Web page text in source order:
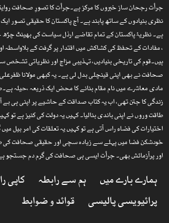
جرأت رجحان ساز خبروں کا مرکز ہے۔جرأت کا تصورِ صحافت
نظری بنیادوں کے ساتھ پابند ہے۔ آج پاکستان کا حقیقی تصور
ہے۔ نظریۂ پاکستان کے تمام تقاضے ارذل سیاست کی بھینٹ
، مفادات کے تحفظ کی کشاکش میں اقتدار پر گرفت کے بلاواسطہ
ہیں۔قوم کی تاریخی بنیادیں، تہذیبی مزاج اور نظریاتی
صحافت نے بھی اپنی قینچلی بدل لی ہے۔ یہ کبھی مولانا
مادی معاشرے میں نام مقام بنانے کا محض ایک ذریعہ ،حیلہ
زندگی کا جتن تھی، اب یہ کتاب صداقت کے حاشیے پر اپنی ہی
طاقت وروں نے اپنی باندی بنالیا۔ کہیں یہ دولت کی کنیز ہے
اختیارات کی فضاء راس آتی ہے تو کہیں یہ تعلقات کی امر بیل
خودشکن فضا میں پہلے سے زیادہ سچی اور حقیقی صحافت کی
اور پرآزمائش بھی۔ جرأت ایسی ہی صحافت کی گرم دم جستجو
ہمارے بارے میں ہم سے رابطہ
کاپی
پرائیویسی پالیسی
قوائد و ضوابط